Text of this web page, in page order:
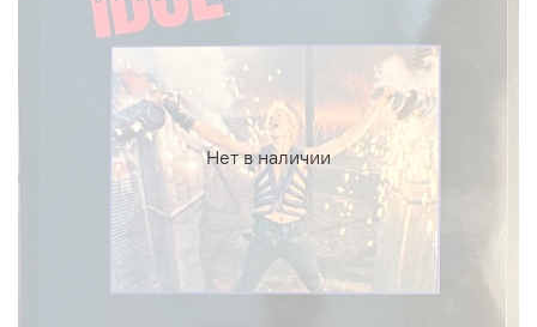
Нет в наличии